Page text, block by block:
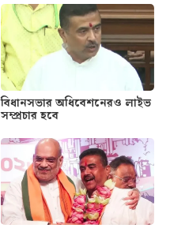
বিধানসভার অধিবেশনেরও লাইভ
সম্প্রচার হবে